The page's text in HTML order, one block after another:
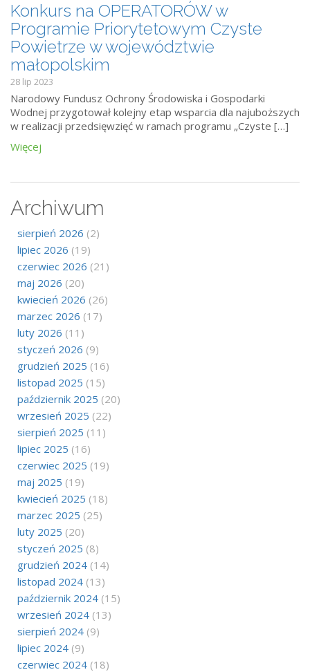
Konkurs na OPERATORÓW w
Programie Priorytetowym Czyste
Powietrze w województwie
małopolskim
28 lip 2023
Narodowy Fundusz Ochrony Środowiska i Gospodarki
Wodnej przygotował kolejny etap wsparcia dla najuboższych
w realizacji przedsięwzięć w ramach programu „Czyste […]
Więcej
Archiwum
sierpień 2026 (2)
lipiec 2026 (19)
czerwiec 2026 (21)
maj 2026 (20)
kwiecień 2026 (26)
marzec 2026 (17)
luty 2026 (11)
styczeń 2026 (9)
grudzień 2025 (16)
listopad 2025 (15)
październik 2025 (20)
wrzesień 2025 (22)
sierpień 2025 (11)
lipiec 2025 (16)
czerwiec 2025 (19)
maj 2025 (19)
kwiecień 2025 (18)
marzec 2025 (25)
luty 2025 (20)
styczeń 2025 (8)
grudzień 2024 (14)
listopad 2024 (13)
październik 2024 (15)
wrzesień 2024 (13)
sierpień 2024 (9)
lipiec 2024 (9)
czerwiec 2024 (18)